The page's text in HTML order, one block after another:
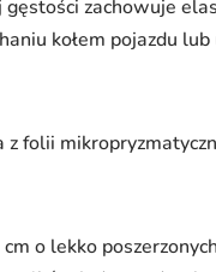
zachowuje
kołem pojazdu
z folii
o lekko